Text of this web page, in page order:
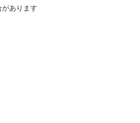
があります